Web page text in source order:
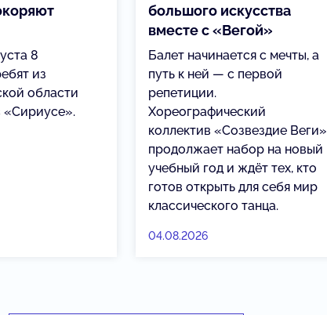
8
из
области
«Сириусе».
большого искусства
вместе с «Вегой»
Балет начинается с мечты, а
путь к ней — с первой
репетиции.
Хореографический
коллектив «Созвездие Веги»
продолжает набор на новый
учебный год и ждёт тех, кто
готов открыть для себя мир
классического танца.
04.08.2026